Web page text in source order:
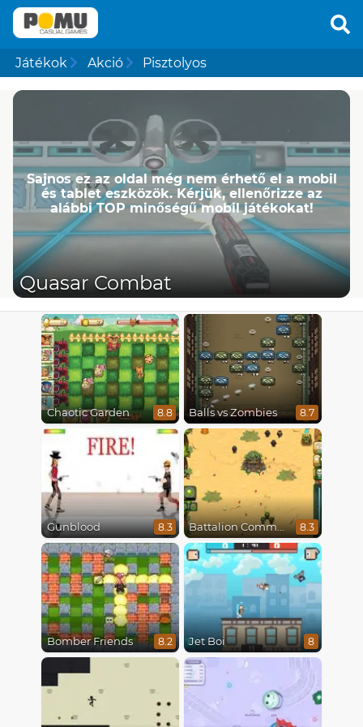
Játékok Akció Pisztolyos
Sajnos ez az oldal még nem érhető el a mobil
és tablet eszközök. Kérjük, ellenőrizze az
alábbi TOP minőségű mobil játékokat!
Quasar Combat
Chaotic Garden 8.8 Balls vs Zombies 8.7
Gunblood 8.3 Battalion Commander 8.3
Bomber Friends 8.2 Jet Boi 8